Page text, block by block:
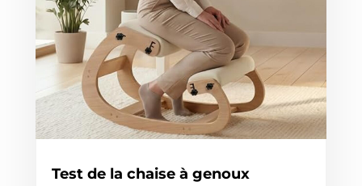
Test de la chaise à genoux